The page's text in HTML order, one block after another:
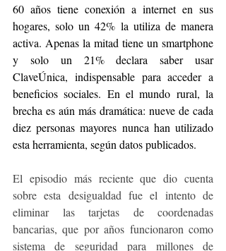
60 años tiene conexión a internet en sus
hogares, solo un 42% la utiliza de manera
activa. Apenas la mitad tiene un smartphone
y solo un 21% declara saber usar
ClaveÚnica, indispensable para acceder a
beneficios sociales. En el mundo rural, la
brecha es aún más dramática: nueve de cada
diez personas mayores nunca han utilizado
esta herramienta, según datos publicados.
El episodio más reciente que dio cuenta
sobre esta desigualdad fue el intento de
eliminar las tarjetas de coordenadas
bancarias, que por años funcionaron como
sistema de seguridad para millones de